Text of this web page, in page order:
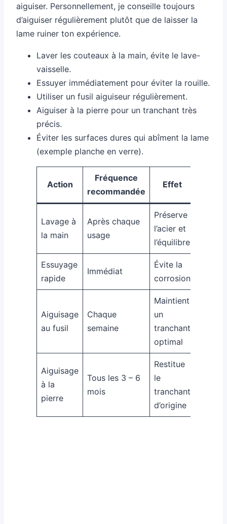
aiguiser. Personnellement, je conseille toujours
d’aiguiser régulièrement plutôt que de laisser la
lame ruiner ton expérience.
Laver les couteaux à la main, évite le lave-
vaisselle.
Essuyer immédiatement pour éviter la rouille.
Utiliser un fusil aiguiseur régulièrement.
Aiguiser à la pierre pour un tranchant très
précis.
Éviter les surfaces dures qui abîment la lame
(exemple planche en verre).
Action
Fréquence
recommandée
Effet
Lavage à
la main
Après chaque
usage
Préserve
l’acier et
l’équilibre
Essuyage
rapide
Immédiat
Évite la
corrosion
Aiguisage
au fusil
Chaque
semaine
Maintient
un
tranchant
optimal
Aiguisage
à la
pierre
Tous les 3 – 6
mois
Restitue
le
tranchant
d’origine